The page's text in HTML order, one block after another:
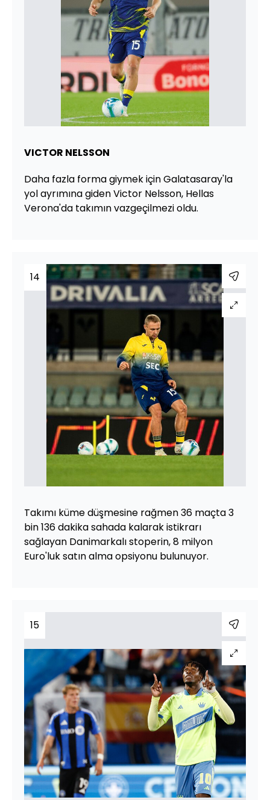
VICTOR NELSSON
Daha fazla forma giymek için Galatasaray'la
yol ayrımına giden Victor Nelsson, Hellas
Verona'da takımın vazgeçilmezi oldu.
14
Takımı küme düşmesine rağmen 36 maçta 3
bin 136 dakika sahada kalarak istikrarı
sağlayan Danimarkalı stoperin, 8 milyon
Euro'luk satın alma opsiyonu bulunuyor.
15